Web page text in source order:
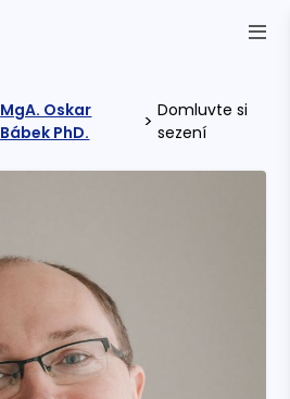
MgA. Oskar
Bábek PhD.
> Domluvte si
sezení